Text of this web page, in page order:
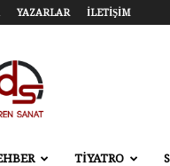
YAZARLAR İLETİŞİM
Diren
Sanat
–
Tiyatro,
Sahne
TİYATRO